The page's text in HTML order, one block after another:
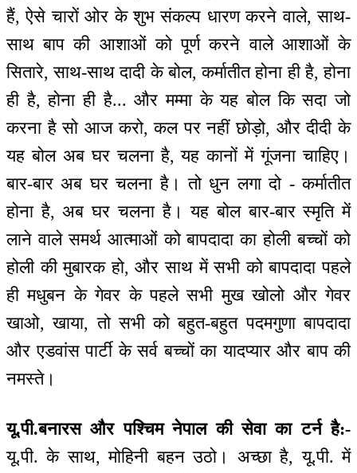
हैं, ऐसे चारों ओर के शुभ संकल्प धारण करने वाले, साथ-
साथ बाप की आशाओं को पूर्ण करने वाले आशाओं के
सितारे, साथ-साथ दादी के बोल, कर्मातीत होना ही है, होना
ही है, होना ही है... और मम्मा के यह बोल कि सदा जो
करना है सो आज करो, कल पर नहीं छोड़ो, और दीदी के
यह बोल अब घर चलना है, यह कानों में गूंजना चाहिए।
बार-बार अब घर चलना है। तो धुन लगा दो - कर्मातीत
होना है, अब घर चलना है। यह बोल बार-बार स्मृति में
लाने वाले समर्थ आत्माओं को बापदादा का होली बच्चों को
होली की मुबारक हो, और साथ में सभी को बापदादा पहले
ही मधुबन के गेवर के पहले सभी मुख खोलो और गेवर
खाओ, खाया, तो सभी को बहुत-बहुत पदमगुणा बापदादा
और एडवांस पार्टी के सर्व बच्चों का यादप्यार और बाप की
नमस्ते।
यू.पी.बनारस और पश्चिम नेपाल की सेवा का टर्न है:-
यू.पी. के साथ, मोहिनी बहन उठो। अच्छा है, यू.पी. में